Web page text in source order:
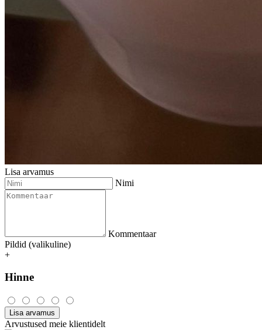
Lisa arvamus
Nimi
Kommentaar
Pildid (valikuline)
+
Hinne
Lisa arvamus
Arvustused meie klientidelt